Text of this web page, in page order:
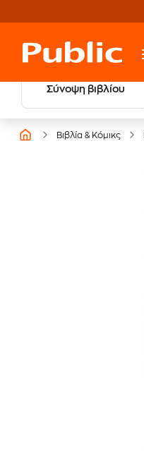
Σύνοψη βιβλίου
Βιβλία & Κόμικς